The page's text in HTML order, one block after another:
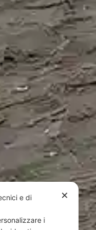
Intent di Federico
TE | REA TE-168019 |
reCAPTCHA
Service di Google.
✕
e di
i